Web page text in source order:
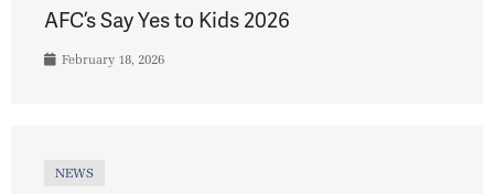
AFC’s Say Yes to Kids 2026
February 18, 2026
NEWS